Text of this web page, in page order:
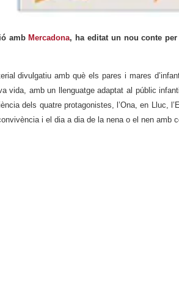
amb Mercadona, ha editat un nou conte
divulgatiu amb què els pares i mares
amb un llenguatge adaptat al públic
dels quatre protagonistes, l’Ona, en Lluc,
i el dia a dia de la nena o el nen amb